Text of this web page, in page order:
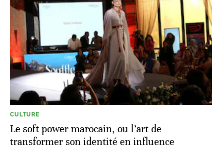
CULTURE
Le soft power marocain, ou l’art de
transformer son identité en influence